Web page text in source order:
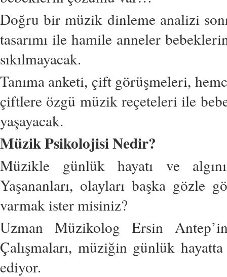
Doğru bir müzik dinleme analizi
tasarımı ile hamile anneler
sıkılmayacak.
Tanıma anketi, çift görüşmeleri,
çiftlere özgü müzik reçeteleri ile
yaşayacak.
Müzik Psikolojisi Nedir?
Müzikle günlük hayatı ve
Yaşananları, olayları başka gözle
varmak ister misiniz?
Uzman Müzikolog Ersin
Çalışmaları, müziğin günlük
ediyor.